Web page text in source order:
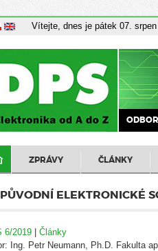
Vítejte, dnes je pátek 07. srpen
ZPRÁVY ČLÁNKY
ELEKTRONICKÉ
6/2019 | Články
Ing. Petr Neumann, Ph.D. Fakulta